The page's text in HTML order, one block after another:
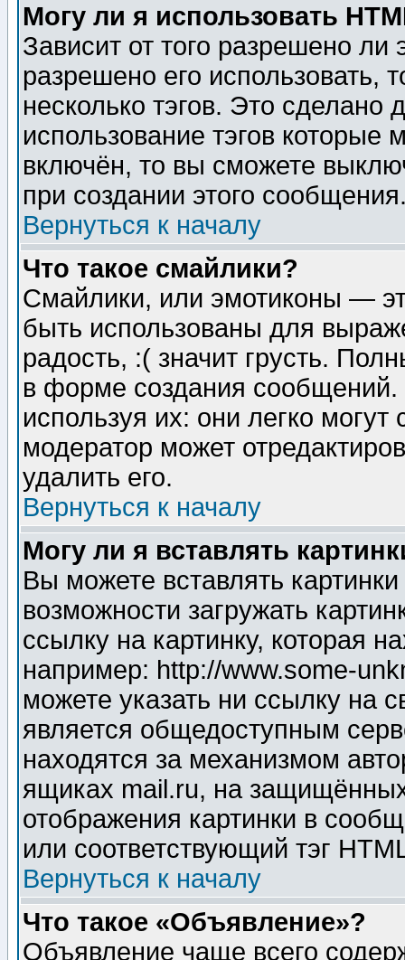
Могу ли я использовать
Зависит от того разрешено
разрешено его использовать,
несколько тэгов. Это сделано
использование тэгов
включён, то вы сможете
при создании этого
Вернуться к началу
Что такое смайлики?
Смайлики, или эмотиконы —
быть использованы для
радость, :( значит грусть.
в форме создания сообщений.
используя их: они легко
модератор может
удалить его.
Вернуться к началу
Могу ли я вставлять
Вы можете вставлять
возможности загружать
ссылку на картинку, которая
например: http://www.some-
можете указать ни ссылку на
является общедоступным
находятся за механизмом
ящиках mail.ru, на
отображения картинки в
или соответствующий тэг
Вернуться к началу
Что такое «Объявление»?
Объявление чаще всего